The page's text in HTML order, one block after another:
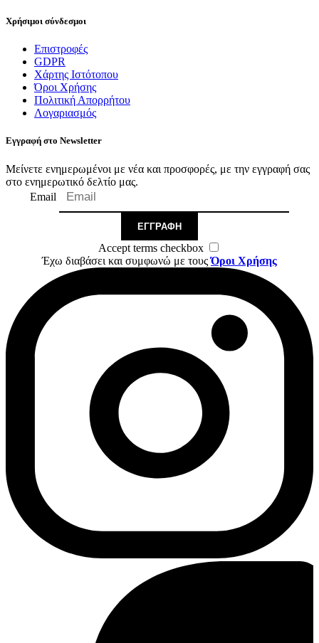
Χρήσιμοι σύνδεσμοι
Επιστροφές
GDPR
Χάρτης Ιστότοπου
Όροι Χρήσης
Πολιτική Απορρήτου
Λογαριασμός
Εγγραφή στο Newsletter
Μείνετε ενημερωμένοι με νέα και προσφορές, με την εγγραφή σας
στο ενημερωτικό δελτίο μας.
Email
ΕΓΓΡΑΦΉ
Accept terms checkbox
Έχω διαβάσει και συμφωνώ με τουςΌροι Χρήσης